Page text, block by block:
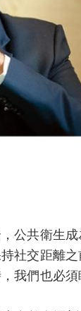
公共衛生
社交距離
我們也必